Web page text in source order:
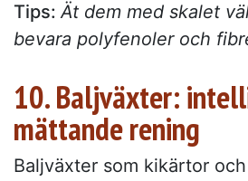
Tips:Ät dem med skalet
bevara polyfenoler och
10. Baljväxter:
mättande rening
Baljväxter som kikärtor